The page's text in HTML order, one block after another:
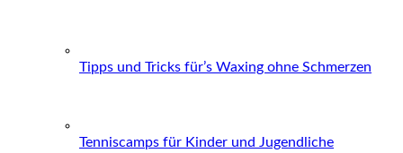
Tipps und Tricks für’s Waxing ohne Schmerzen
Tenniscamps für Kinder und Jugendliche